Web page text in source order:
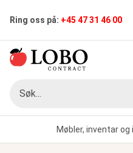
Ring oss på: +45 47 31 46 00
Møbler, inventar